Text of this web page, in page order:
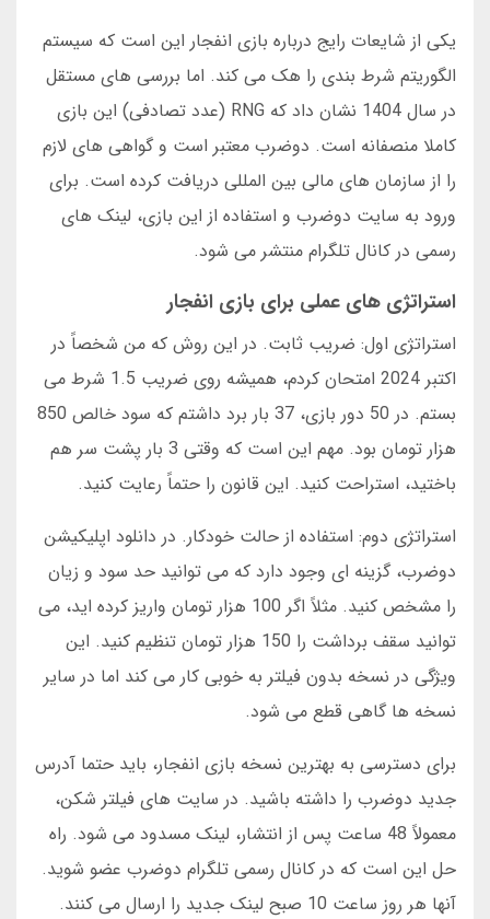
یکی از شایعات رایج درباره بازی انفجار این است که سیستم
الگوریتم شرط بندی را هک می کند. اما بررسی های مستقل
در سال 1404 نشان داد که RNG (عدد تصادفی) این بازی
کاملا منصفانه است. دوضرب معتبر است و گواهی های لازم
را از سازمان های مالی بین المللی دریافت کرده است. برای
ورود به سایت دوضرب و استفاده از این بازی، لینک های
رسمی در کانال تلگرام منتشر می شود.
استراتژی های عملی برای بازی انفجار
استراتژی اول: ضریب ثابت. در این روش که من شخصاً در
اکتبر 2024 امتحان کردم، همیشه روی ضریب 1.5 شرط می
بستم. در 50 دور بازی، 37 بار برد داشتم که سود خالص 850
هزار تومان بود. مهم این است که وقتی 3 بار پشت سر هم
باختید، استراحت کنید. این قانون را حتماً رعایت کنید.
استراتژی دوم: استفاده از حالت خودکار. در دانلود اپلیکیشن
دوضرب، گزینه ای وجود دارد که می توانید حد سود و زیان
را مشخص کنید. مثلاً اگر 100 هزار تومان واریز کرده اید، می
توانید سقف برداشت را 150 هزار تومان تنظیم کنید. این
ویژگی در نسخه بدون فیلتر به خوبی کار می کند اما در سایر
نسخه ها گاهی قطع می شود.
برای دسترسی به بهترین نسخه بازی انفجار، باید حتما آدرس
جدید دوضرب را داشته باشید. در سایت های فیلتر شکن،
معمولاً 48 ساعت پس از انتشار، لینک مسدود می شود. راه
حل این است که در کانال رسمی تلگرام دوضرب عضو شوید.
آنها هر روز ساعت 10 صبح لینک جدید را ارسال می کنند.